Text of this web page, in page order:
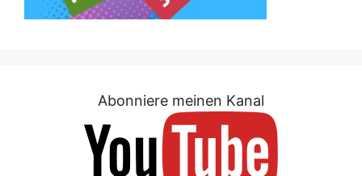
Abonniere meinen Kanal